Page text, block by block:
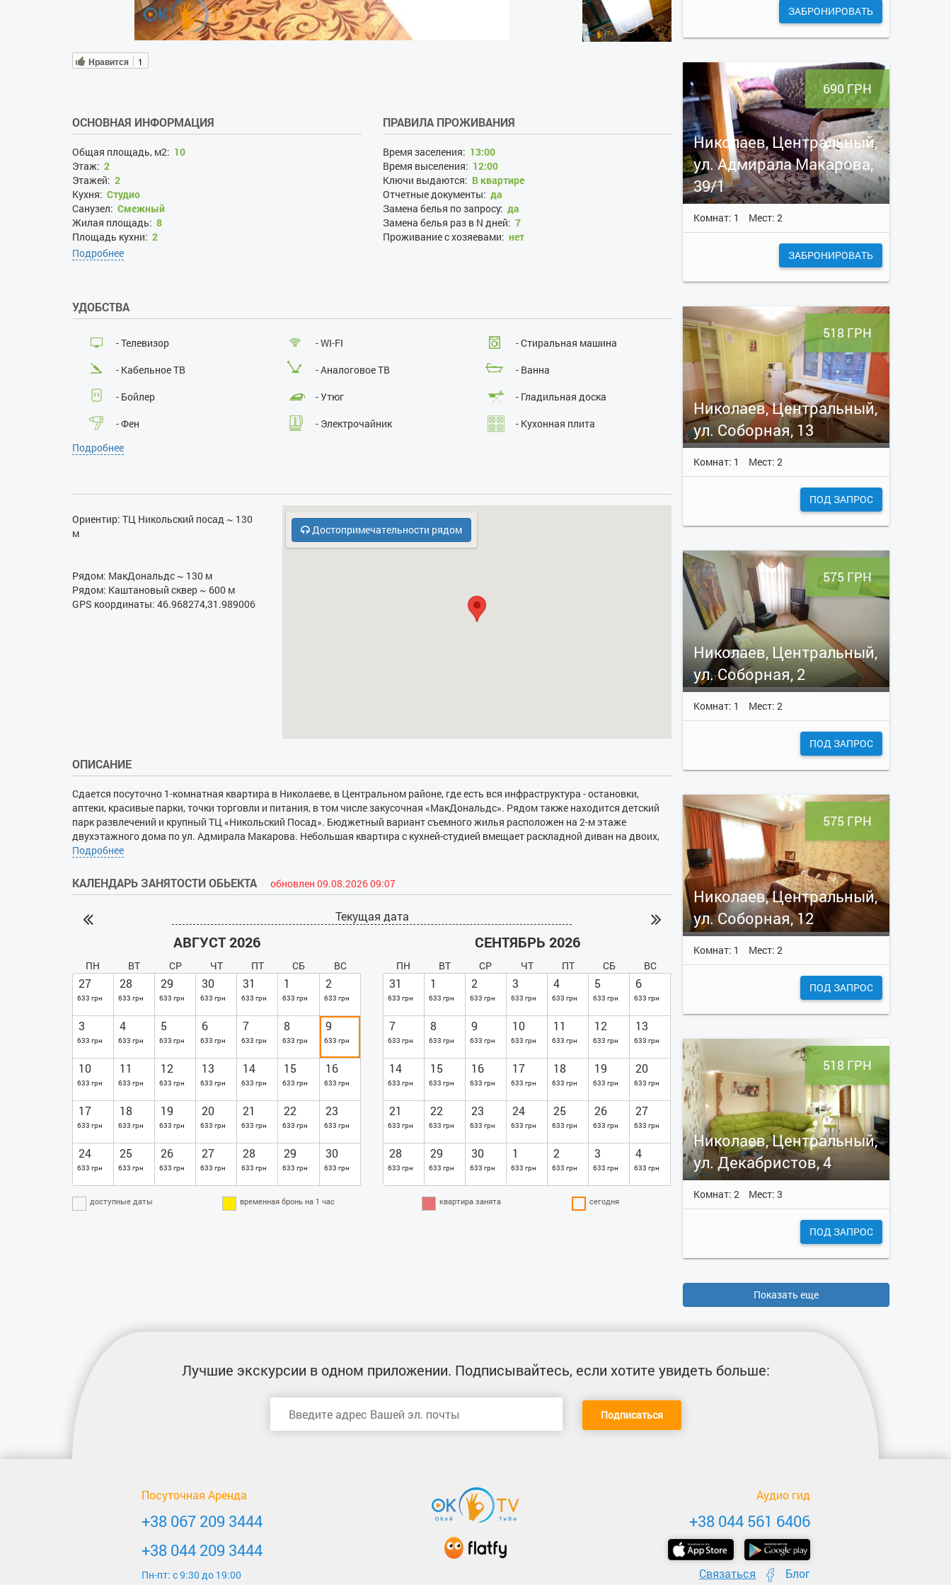
Нравится 1
ОСНОВНАЯ ИНФОРМАЦИЯ
Общая площадь, м2: 10
Этаж: 2
Этажей: 2
Кухня: Студио
Санузел: Смежный
Жилая площадь: 8
Площадь кухни: 2
Вид из окна во двор:
ПРАВИЛА ПРОЖИВАНИЯ
Время заселения: 13:00
Время выселения: 12:00
Ключи выдаются: В квартире
Отчетные документы: да
Замена белья по запросу: да
Замена белья раз в N дней: 7
Проживание с хозяевами: нет
Проведение массовых мероприятий:нет
Подробнее
УДОБСТВА
- Телевизор - WI-FI
- Стиральная машина
- Кабельное ТВ
- Аналоговое ТВ
- Ванна
- Бойлер
- Утюг
- Гладильная доска
- Фен
- Электрочайник
- Кухонная плита
- СВЧ
Подробнее
Ориентир: ТЦ Никольский посад ~ 130
м
Рядом: МакДональдс ~ 130 м
Рядом: Каштановый сквер ~ 600 м
GPS координаты: 46.968274,31.989006
Достопримечательности рядом
ОПИСАНИЕ
Сдается посуточно 1-комнатная квартира в Николаеве, в Центральном районе, где есть вся инфраструктура - остановки,
аптеки, красивые парки, точки торговли и питания, в том числе закусочная «МакДональдс». Рядом также находится детский
парк развлечений и крупный ТЦ «Никольский Посад». Бюджетный вариант съемного жилья расположен на 2-м этаже
двухэтажного дома по ул. Адмирала Макарова. Небольшая квартира с кухней-студией вмещает раскладной диван на двоих,
стол и стулья для трапезы, удобно расположенный кухонный уголок. Здесь представлено все, что нужно для приготовления
кондиционером, посудой, телевизором и стиральной машиной. В наличии есть мелкая бытовая техника. Для подачи горячей
воды используется бойлер. Пространство санузла занято умывальником, зеркалом, ванной. В квартире создана зона
документы.
Подробнее
КАЛЕНДАРЬ ЗАНЯТОСТИ ОБЬЕКТА обновлен 09.08.2026 09:07
Текущая дата
АВГУСТ 2026
ПН ВТ СР ЧТ ПТ СБ ВС
27
633 грн
28
633 грн
29
633 грн
30
633 грн
31
633 грн
1
633 грн
2
633 грн
3
633 грн
4
633 грн
5
633 грн
6
633 грн
7
633 грн
8
633 грн
9
633 грн
10
633 грн
11
633 грн
12
633 грн
13
633 грн
14
633 грн
15
633 грн
16
633 грн
17
633 грн
18
633 грн
19
633 грн
20
633 грн
21
633 грн
22
633 грн
23
633 грн
24
633 грн
25
633 грн
26
633 грн
27
633 грн
28
633 грн
29
633 грн
30
633 грн
СЕНТЯБРЬ 2026
ПН ВТ СР ЧТ ПТ СБ ВС
31
633 грн
1
633 грн
2
633 грн
3
633 грн
4
633 грн
5
633 грн
6
633 грн
7
633 грн
8
633 грн
9
633 грн
10
633 грн
11
633 грн
12
633 грн
13
633 грн
14
633 грн
15
633 грн
16
633 грн
17
633 грн
18
633 грн
19
633 грн
20
633 грн
21
633 грн
22
633 грн
23
633 грн
24
633 грн
25
633 грн
26
633 грн
27
633 грн
28
633 грн
29
633 грн
30
633 грн
1
633 грн
2
633 грн
3
633 грн
4
633 грн
доступные даты временная бронь на 1 час квартира занята сегодня
ЗАБРОНИРОВАТЬ
690 ГРН
Николаев, Центральный,
ул. Адмирала Макарова,
39/1
Комнат: 1 Мест: 2
ЗАБРОНИРОВАТЬ
518 ГРН
Николаев, Центральный,
ул. Соборная, 13
Комнат: 1 Мест: 2
ПОД ЗАПРОС
575 ГРН
Николаев, Центральный,
ул. Соборная, 2
Комнат: 1 Мест: 2
ПОД ЗАПРОС
575 ГРН
Николаев, Центральный,
ул. Соборная, 12
Комнат: 1 Мест: 2
ПОД ЗАПРОС
518 ГРН
Николаев, Центральный,
ул. Декабристов, 4
Комнат: 2 Мест: 3
ПОД ЗАПРОС
Показать еще
Лучшие экскурсии в одном приложении. Подписывайтесь, если хотите увидеть больше:
Подписаться
Посуточная Аренда
+38 067 209 3444
+38 044 209 3444
Пн-пт: c 9:30 до 19:00
Аудио гид
+38 044 561 6406
Связаться Блог